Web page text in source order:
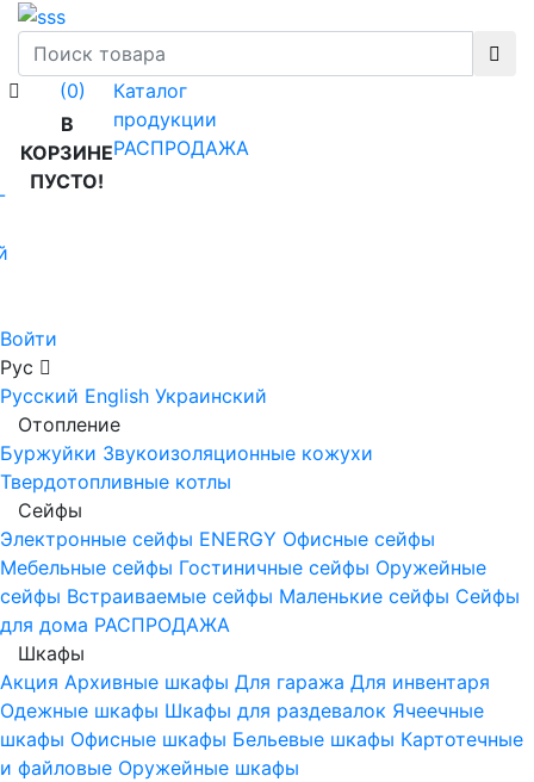
(0)
В
КОРЗИНЕ
ПУСТО!
Каталог
продукции
РАСПРОДАЖА
Войти
Рус
Русский English Украинский
Отопление
Буржуйки Звукоизоляционные кожухи
Твердотопливные котлы
Сейфы
Электронные сейфы ENERGY Офисные сейфы
Мебельные сейфы Гостиничные сейфы Оружейные
сейфы Встраиваемые сейфы Маленькие сейфы Сейфы
для дома РАСПРОДАЖА
Шкафы
Акция Архивные шкафы Для гаража Для инвентаря
Одежные шкафы Шкафы для раздевалок Ячеечные
шкафы Офисные шкафы Бельевые шкафы Картотечные
и файловые Оружейные шкафы